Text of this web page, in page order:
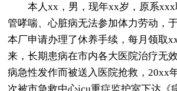
本人xx，男，现年xx岁，原系xxx
管哮喘、心脏病无法参加体力劳动，
本厂申请办理了休养手续，每月领取
来，长期患病在市内各大医院治疗无
病急性发作而被送入医院抢救，20xx